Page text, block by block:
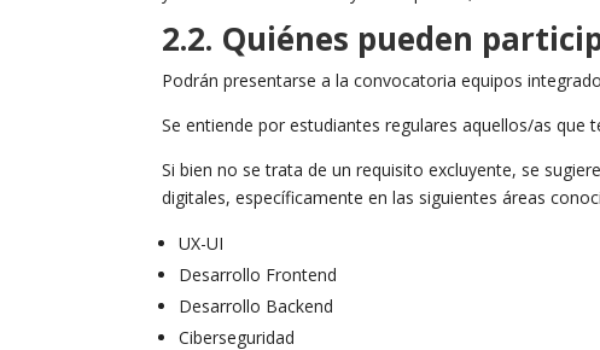
2.2. Quiénes pueden
Podrán presentarse a la convocatoria equipos
Se entiende por estudiantes regulares aquellos/as
Si bien no se trata de un requisito excluyente, se
digitales, específicamente en las siguientes áreas
UX-UI
Desarrollo Frontend
Desarrollo Backend
Ciberseguridad